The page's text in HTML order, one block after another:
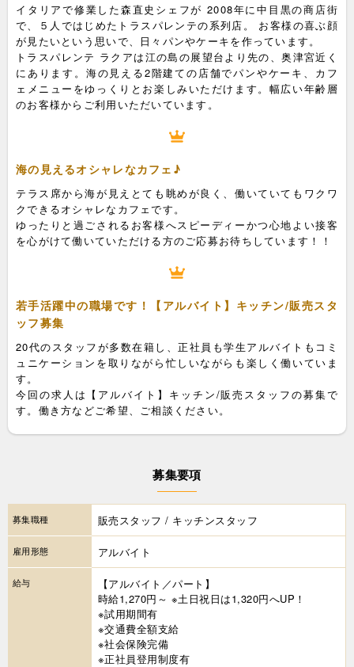
イタリアで修業した森直史シェフが 2008年に中目黒の商店街
で、５人ではじめたトラスパレンテの系列店。 お客様の喜ぶ顔
が見たいという思いで、日々パンやケーキを作っています。
トラスパレンテ ラクアは江の島の展望台より先の、奥津宮近く
にあります。海の見える2階建ての店舗でパンやケーキ、カフ
ェメニューをゆっくりとお楽しみいただけます。幅広い年齢層
のお客様からご利用いただいています。
海の見えるオシャレなカフェ♪
テラス席から海が見えとても眺めが良く、働いていてもワクワ
クできるオシャレなカフェです。
ゆったりと過ごされるお客様へスピーディーかつ心地よい接客
を心がけて働いていただける方のご応募お待ちしています！！
若手活躍中の職場です！【アルバイト】キッチン/販売スタ
ッフ募集
20代のスタッフが多数在籍し、正社員も学生アルバイトもコミ
ュニケーションを取りながら忙しいながらも楽しく働いていま
す。
今回の求人は【アルバイト】キッチン/販売スタッフの募集で
す。働き方などご希望、ご相談ください。
募集要項
募集職種 販売スタッフ / キッチンスタッフ
雇用形態 アルバイト
給与
【アルバイト／パート】
時給1,270円～ ※土日祝日は1,320円へUP！
※試用期間有
※交通費全額支給
※社会保険完備
※正社員登用制度有